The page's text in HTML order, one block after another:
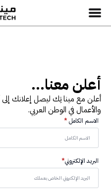
أعلن معنا...
والأعمال في الوطن العربي.
الاسم الكامل*
البريد الإلكتروني*